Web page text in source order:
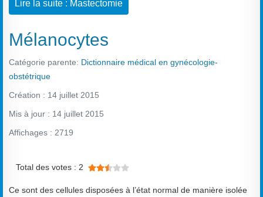
Lire la suite : Mastectomie
Mélanocytes
Catégorie parente: Dictionnaire médical en gynécologie-
obstétrique
Création : 14 juillet 2015
Mis à jour : 14 juillet 2015
Affichages : 2719
Total des votes : 2
Ce sont des cellules disposées à l’état normal de manière isolée